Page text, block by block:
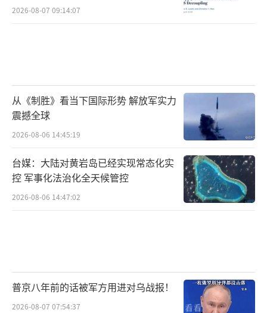
2026-08-07 09:14:07
从《制胜》看当下国际形势 解放军实力
震撼全球
2026-08-06 14:45:19
台媒：大陆对黄岩岛已经实现常态化实
控 军事化法治化全天候管控
2026-08-06 14:47:02
普京八年前的话被军方用进对乌战报！
2026-08-07 07:54:37